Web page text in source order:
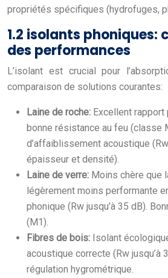
propriétés spécifiques (hydrofuges,
1.2 isolants phoniques:
des performances
L’isolant est crucial pour
comparaison de solutions courantes:
Laine de roche: Excellent
bonne résistance au feu (classe
d’affaiblissement acoustique
épaisseur et densité).
Laine de verre: Moins chère que
légèrement moins performante
phonique (Rw jusqu’à 35 dB).
(M1).
Fibres de bois: Isolant
acoustique correcte (Rw jusqu’à
régulation hygrométrique.